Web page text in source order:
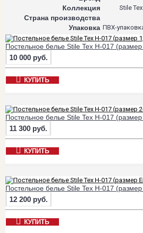
Коллекция Stile
Страна производства
Упаковка ПВХ-
Постельное белье Stile Tex H-017
10 000 руб.
КУПИТЬ
Постельное белье Stile Tex H-017
11 300 руб.
КУПИТЬ
Постельное белье Stile Tex H-017
12 200 руб.
КУПИТЬ